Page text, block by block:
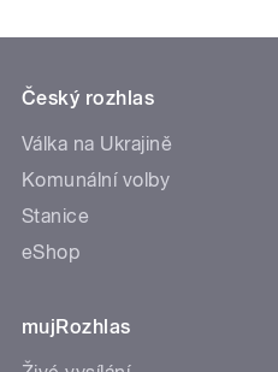
Český rozhlas
Válka na Ukrajině
Komunální volby
Stanice
eShop
mujRozhlas